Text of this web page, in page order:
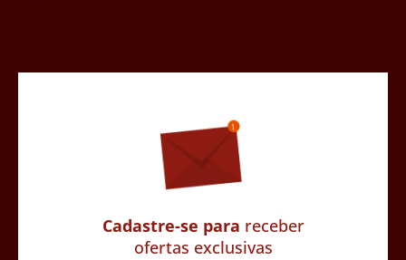
Cadastre-se para receber
ofertas exclusivas